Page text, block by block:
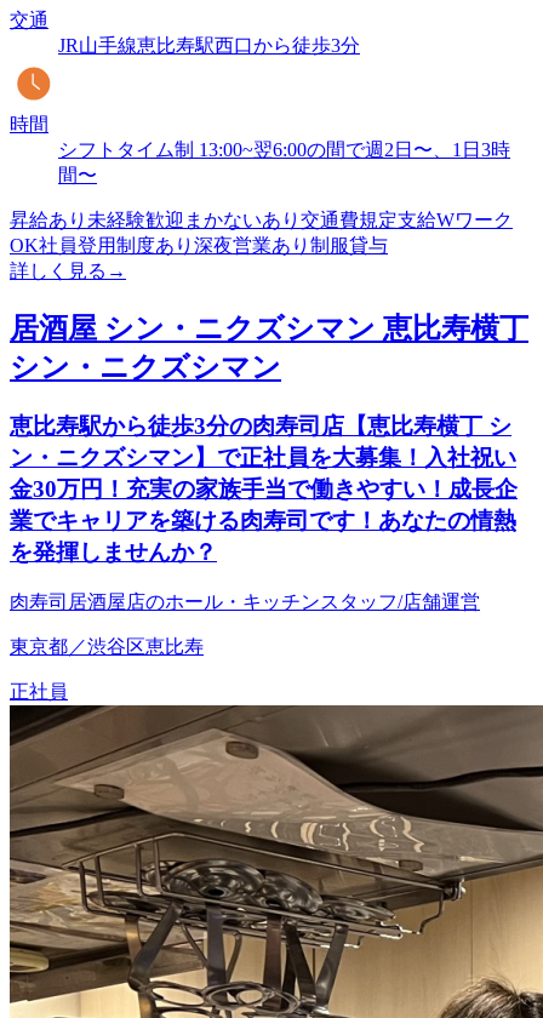
交通
JR山手線恵比寿駅西口から徒歩3分
時間
シフトタイム制 13:00~翌6:00の間で週2日〜、1日3時
間〜
昇給あり 未経験歓迎 まかないあり 交通費規定支給Wワーク
OK社員登用制度あり 深夜営業あり 制服貸与
詳しく見る →
居酒屋 シン・ニクズシマン 恵比寿横丁
シン・ニクズシマン
恵比寿駅から徒歩3分の肉寿司店【恵比寿横丁 シ
ン・ニクズシマン】で正社員を大募集！入社祝い
金30万円！充実の家族手当で働きやすい！成長企
業でキャリアを築ける肉寿司です！あなたの情熱
を発揮しませんか？
肉寿司居酒屋店のホール・キッチンスタッフ/店舗運営
東京都／渋谷区恵比寿
正社員